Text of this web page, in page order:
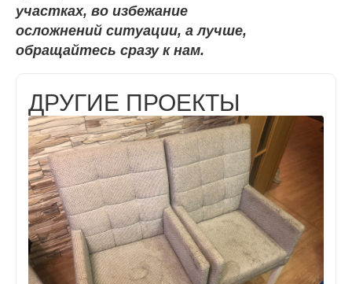
участках, во избежание
осложнений ситуации, а лучше,
обращайтесь сразу к нам.
ДРУГИЕ ПРОЕКТЫ